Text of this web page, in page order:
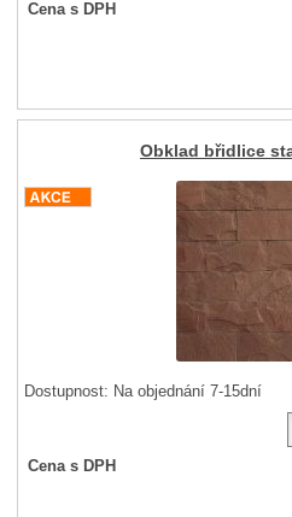
Cena s DPH
Obklad břidlice
Dostupnost: Na objednání 7-15dní
Cena s DPH